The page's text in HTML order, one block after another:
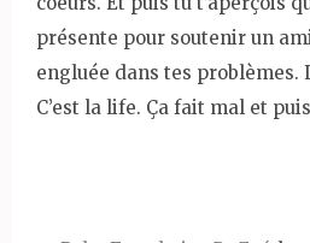
présente pour soutenir un
engluée dans tes problèmes.
C’est la life. Ça fait mal et